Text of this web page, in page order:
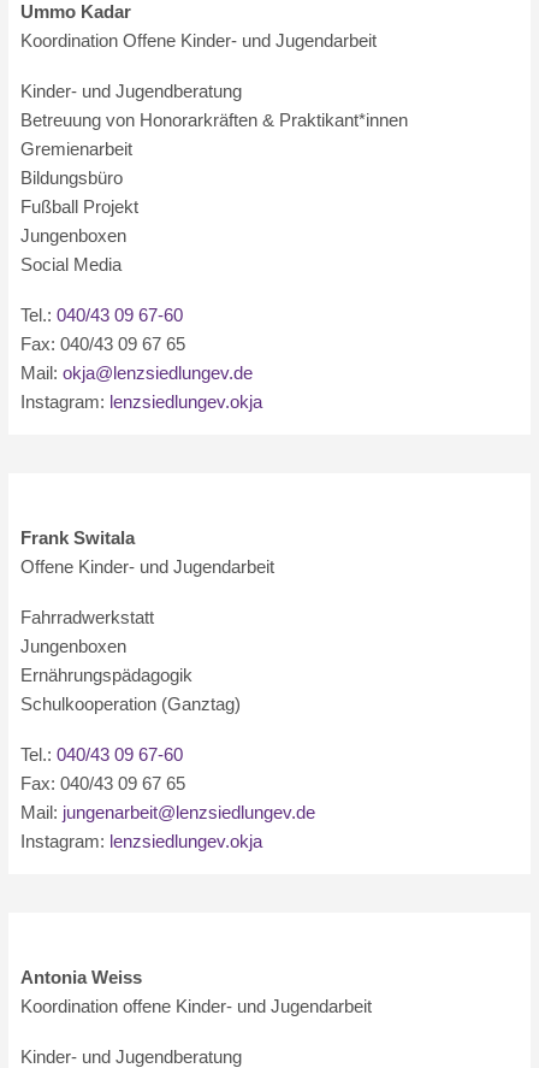
Ummo Kadar
Koordination Offene Kinder- und Jugendarbeit
Kinder- und Jugendberatung
Betreuung von Honorarkräften & Praktikant*innen
Gremienarbeit
Bildungsbüro
Fußball Projekt
Jungenboxen
Social Media
Tel.:040/43 09 67-60
Fax: 040/43 09 67 65
Mail:okja@lenzsiedlungev.de
Instagram: lenzsiedlungev.okja
Frank Switala
Offene Kinder- und Jugendarbeit
Fahrradwerkstatt
Jungenboxen
Ernährungspädagogik
Schulkooperation (Ganztag)
Tel.:040/43 09 67-60
Fax: 040/43 09 67 65
Mail: jungenarbeit@lenzsiedlungev.de
Instagram: lenzsiedlungev.okja
Antonia Weiss
Koordination offene Kinder- und Jugendarbeit
Kinder- und Jugendberatung